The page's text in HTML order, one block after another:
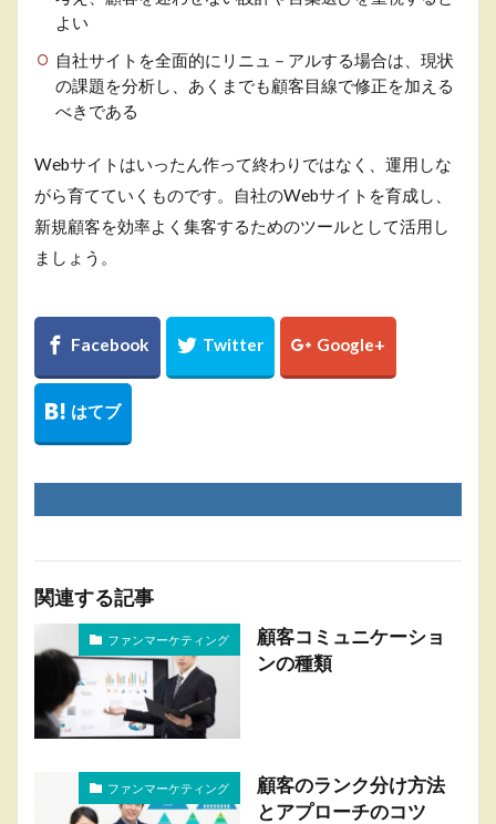
よい
自社サイトを全面的にリニュ－アルする場合は、現状
の課題を分析し、あくまでも顧客目線で修正を加える
べきである
Webサイトはいったん作って終わりではなく、運用しな
がら育てていくものです。自社のWebサイトを育成し、
新規顧客を効率よく集客するためのツールとして活用し
ましょう。
関連する記事
ファンマーケティング
顧客コミュニケーショ
ンの種類
ファンマーケティング
顧客のランク分け方法
とアプローチのコツ